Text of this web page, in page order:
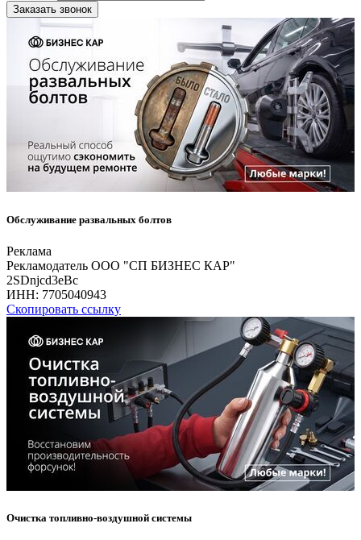
Заказать звонок
Обслуживание развальных болтов
Реклама
Рекламодатель ООО "СП БИЗНЕС КАР"
2SDnjcd3eBc
ИНН: 7705040943
Скопировать ссылку
Очистка топливно-воздушной системы